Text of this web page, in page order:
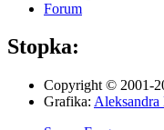
Forum
Stopka:
Copyright © 2001-
Grafika: Aleksandra